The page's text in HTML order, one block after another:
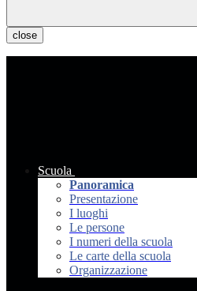
close
Scuola
Panoramica
Presentazione
I luoghi
Le persone
I numeri della scuola
Le carte della scuola
Organizzazione